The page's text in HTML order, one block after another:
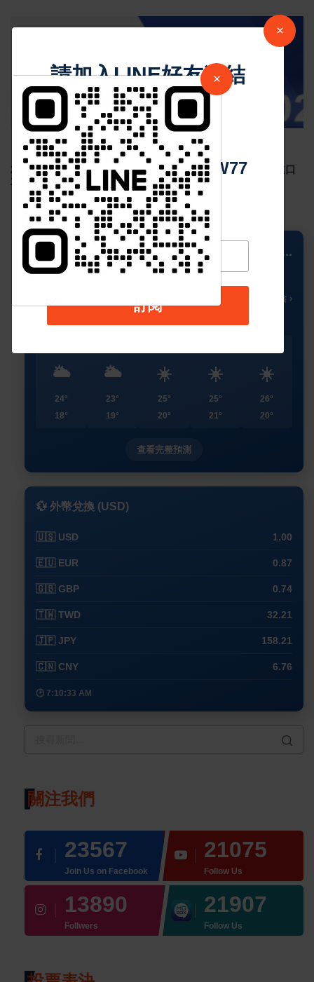
Sep 02 2024 4920
2024年8月台灣新車掛牌數 29,403 輛，國產車整體下滑，進口
車款市占率超過5成
📍 Columbus ...
🌥️23 🌡️ 多雲時陰 ›
🌥️
24°
18°
🌥️
23°
19°
☀️
25°
20°
☀️
25°
21°
☀️
26°
20°
查看完整預測
💱 外幣兌換 (USD)
🇺🇸 USD 1.00
🇪🇺 EUR 0.87
🇬🇧 GBP 0.74
🇹🇼 TWD 32.21
🇯🇵 JPY 158.21
🇨🇳 CNY 6.76
🕒 7:10:33 AM
關注我們
23567
Join Us on Facebook
21075
Follow Us
13890
Follwers
21907
Follow Us
×
請加入LINE好友連結
中 華 超 傳 媒
Https://reurl.cc/adqW77
訂閱
×